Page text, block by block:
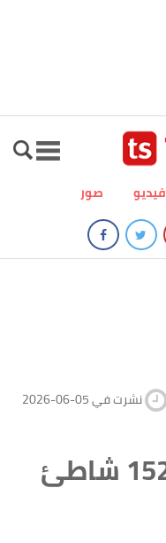
صور فيديو
2026-06-05 نشرت في
وزير البيئة: نظّفنا 152 شاطئ